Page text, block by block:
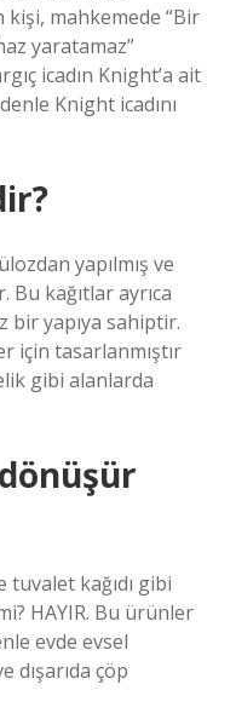
kişi, mahkemede “Bir
yaratamaz”
icadın Knight’a ait
Knight icadını
yapılmış ve
Bu kağıtlar ayrıca
yapıya sahiptir.
için tasarlanmıştır
gibi alanlarda
tuvalet kağıdı gibi
HAYIR. Bu ürünler
evde evsel
dışarıda çöp